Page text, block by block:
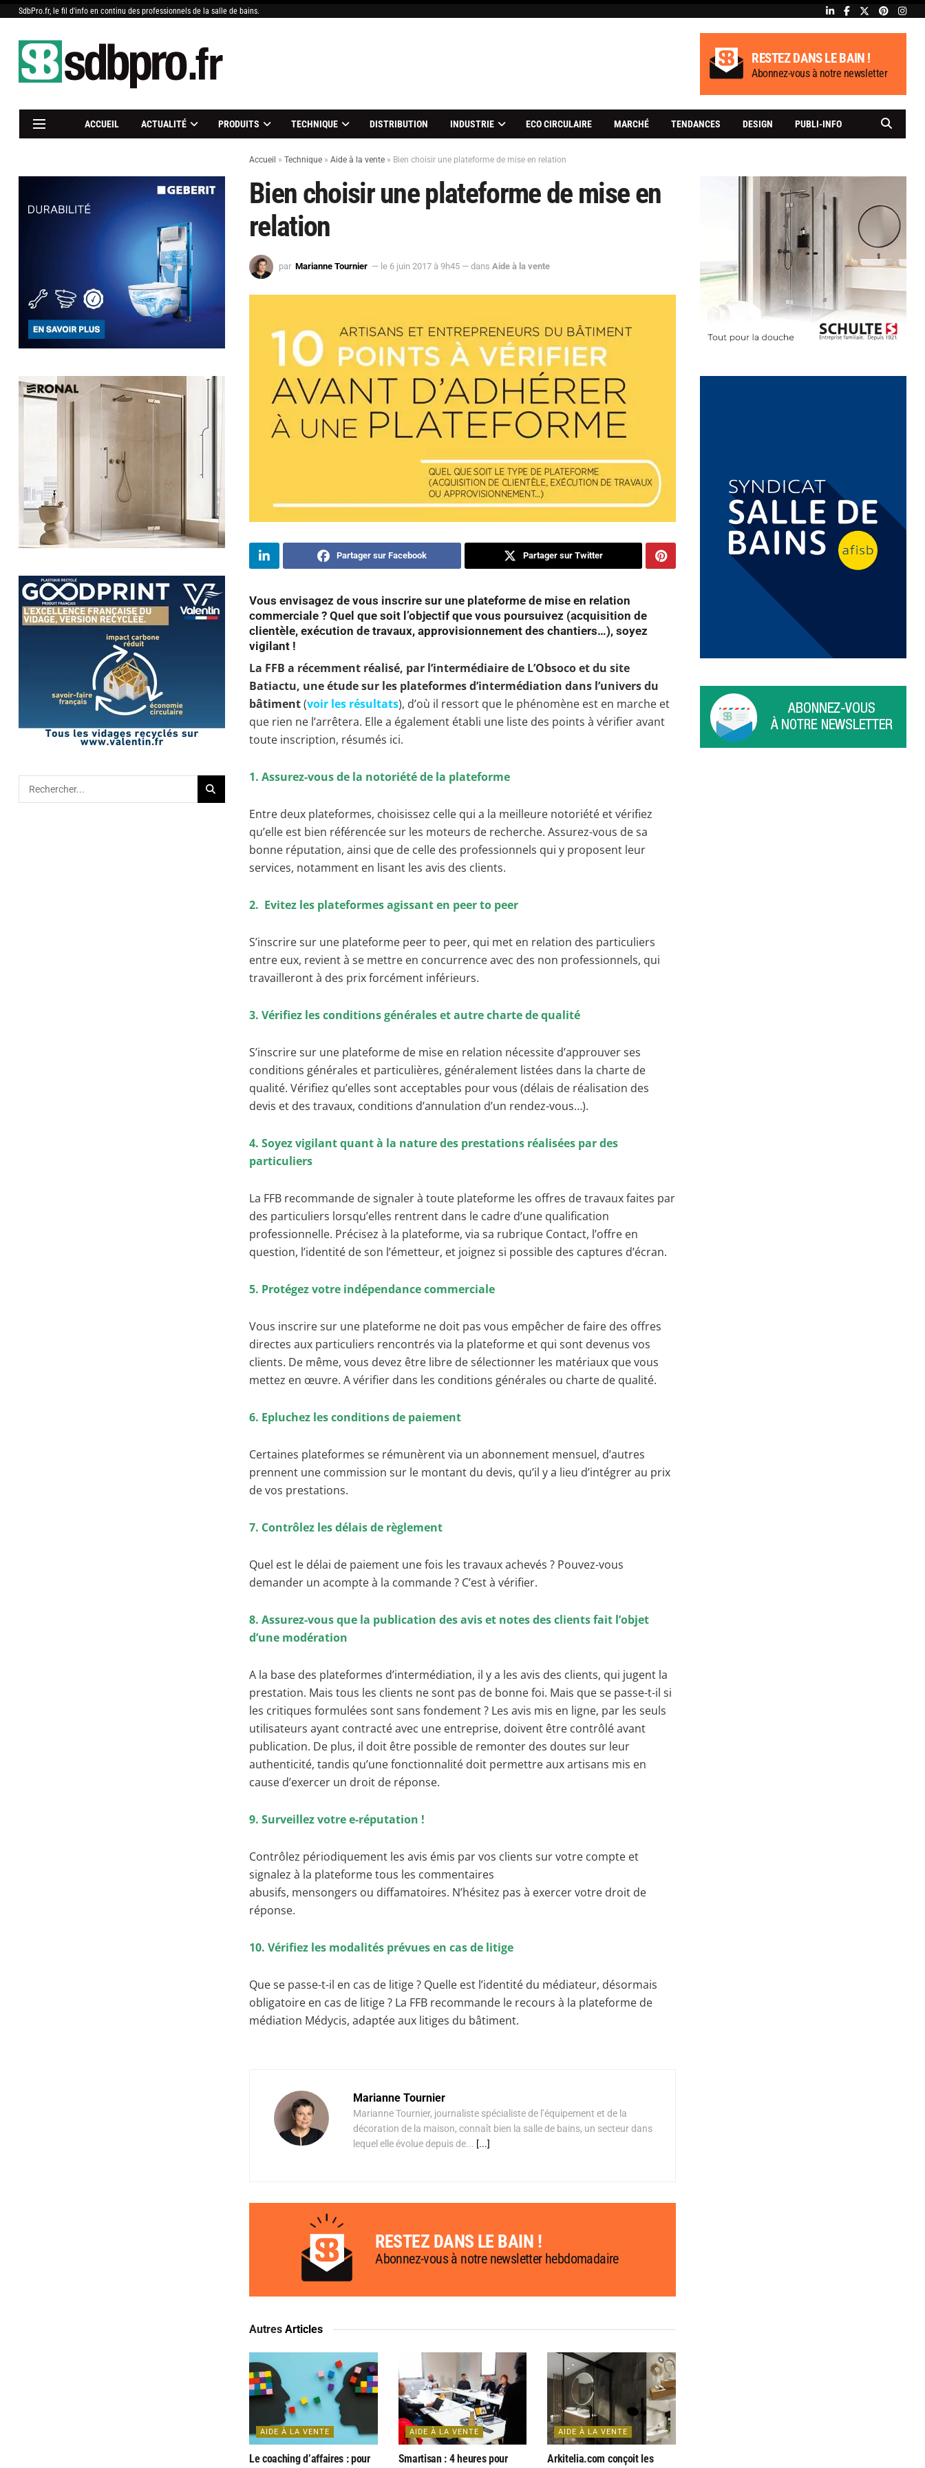
SdbPro.fr, le fil d'info en continu des professionnels de la salle de bains.
RESTEZ DANS LE BAIN !
Abonnez-vous à notre newsletter
ACCUEIL ACTUALITÉ PRODUITS TECHNIQUE DISTRIBUTION INDUSTRIE ECO CIRCULAIRE MARCHÉ TENDANCES DESIGN PUBLI-INFO
Accueil » Technique » Aide à la vente » Bien choisir une plateforme de mise en relation
Bien choisir une plateforme de mise en
relation
par Marianne Tournier — le 6 juin 2017 à 9h45 — dans Aide à la vente
Partager sur Facebook Partager sur Twitter
Vous envisagez de vous inscrire sur une plateforme de mise en relation
commerciale ? Quel que soit l’objectif que vous poursuivez (acquisition de
clientèle, exécution de travaux, approvisionnement des chantiers…), soyez
vigilant !
La FFB a récemment réalisé, par l’intermédiaire de L’Obsoco et du site
Batiactu, une étude sur les plateformes d’intermédiation dans l’univers du
bâtiment(voir les résultats), d’où il ressort que le phénomène est en marche et
que rien ne l’arrêtera. Elle a également établi une liste des points à vérifier avant
toute inscription, résumés ici.
1. Assurez-vous de la notoriété de la plateforme
Entre deux plateformes, choisissez celle qui a la meilleure notoriété et vérifiez
qu’elle est bien référencée sur les moteurs de recherche. Assurez-vous de sa
bonne réputation, ainsi que de celle des professionnels qui y proposent leur
services, notamment en lisant les avis des clients.
2. Evitez les plateformes agissant en peer to peer
S’inscrire sur une plateforme peer to peer, qui met en relation des particuliers
entre eux, revient à se mettre en concurrence avec des non professionnels, qui
travailleront à des prix forcément inférieurs.
3. Vérifiez les conditions générales et autre charte de qualité
S’inscrire sur une plateforme de mise en relation nécessite d’approuver ses
conditions générales et particulières, généralement listées dans la charte de
qualité. Vérifiez qu’elles sont acceptables pour vous (délais de réalisation des
devis et des travaux, conditions d’annulation d’un rendez-vous…).
4. Soyez vigilant quant à la nature des prestations réalisées par des
particuliers
La FFB recommande de signaler à toute plateforme les offres de travaux faites par
des particuliers lorsqu’elles rentrent dans le cadre d’une qualification
professionnelle. Précisez à la plateforme, via sa rubrique Contact, l’offre en
question, l’identité de son l’émetteur, et joignez si possible des captures d’écran.
5. Protégez votre indépendance commerciale
Vous inscrire sur une plateforme ne doit pas vous empêcher de faire des offres
directes aux particuliers rencontrés via la plateforme et qui sont devenus vos
clients. De même, vous devez être libre de sélectionner les matériaux que vous
mettez en œuvre. A vérifier dans les conditions générales ou charte de qualité.
6. Epluchez les conditions de paiement
Certaines plateformes se rémunèrent via un abonnement mensuel, d’autres
prennent une commission sur le montant du devis, qu’il y a lieu d’intégrer au prix
de vos prestations.
7. Contrôlez les délais de règlement
Quel est le délai de paiement une fois les travaux achevés ? Pouvez-vous
demander un acompte à la commande ? C’est à vérifier.
8. Assurez-vous que la publication des avis et notes des clients fait l’objet
d’une modération
A la base des plateformes d’intermédiation, il y a les avis des clients, qui jugent la
prestation. Mais tous les clients ne sont pas de bonne foi. Mais que se passe-t-il si
les critiques formulées sont sans fondement ? Les avis mis en ligne, par les seuls
utilisateurs ayant contracté avec une entreprise, doivent être contrôlé avant
publication. De plus, il doit être possible de remonter des doutes sur leur
authenticité, tandis qu’une fonctionnalité doit permettre aux artisans mis en
cause d’exercer un droit de réponse.
9. Surveillez votre e-réputation !
Contrôlez périodiquement les avis émis par vos clients sur votre compte et
signalez à la plateforme tous les commentaires
abusifs, mensongers ou diffamatoires. N’hésitez pas à exercer votre droit de
réponse.
10. Vérifiez les modalités prévues en cas de litige
Que se passe-t-il en cas de litige ? Quelle est l’identité du médiateur, désormais
obligatoire en cas de litige ? La FFB recommande le recours à la plateforme de
médiation Médycis, adaptée aux litiges du bâtiment.
Marianne Tournier
Marianne Tournier, journaliste spécialiste de l’équipement et de la
décoration de la maison, connaît bien la salle de bains, un secteur dans
lequel elle évolue depuis de... [...]
RESTEZ DANS LE BAIN !
Abonnez-vous à notre newsletter hebdomadaire
Autres Articles
AIDE À LA VENTE
Le coaching d’affaires : pour
AIDE À LA VENTE
Smartisan : 4 heures pour
AIDE À LA VENTE
Arkitelia.com conçoit les